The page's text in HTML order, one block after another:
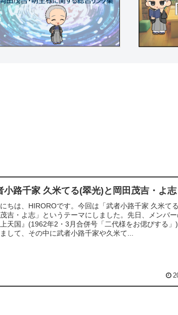
小路千家 久米てる(翠光)と岡田茂吉・よ志
ちは、HIROROです。今回は「武者小路千家 久米て
吉・よ志」というテーマにしました。先日、メンバ
天国』(1962年2・3月合併号「二代様をお偲びする」
して、その中に武者小路千家や久米て...